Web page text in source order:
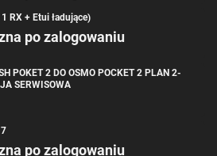
RX + Etui ładujące)
po zalogowaniu
POKET 2 DO OSMO POCKET 2 PLAN 2-
SERWISOWA
po zalogowaniu